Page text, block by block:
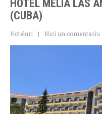
HOTEL MELIA LAS
(CUBA)
Hoteluri Nici un comentariu